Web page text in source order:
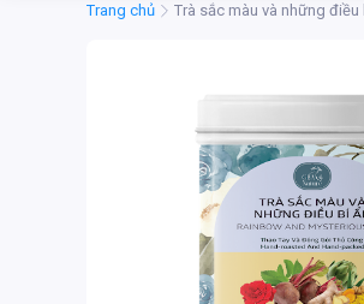
Trang chủ Trà sắc màu và những điều